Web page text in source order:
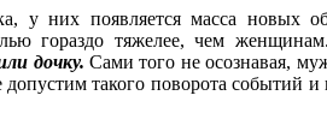
у них появляется масса новых
гораздо тяжелее, чем
дочку. Сами того не осознавая,
такого поворота